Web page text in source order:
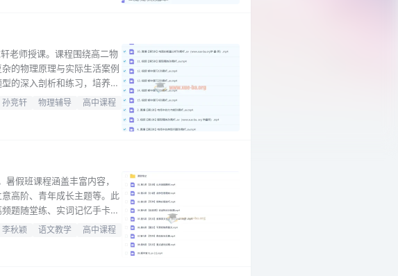
老师授课。课程围绕高二物
的物理原理与实际生活案例
的深入剖析和练习，培养学
，增强师生互动。此外，配
，希望提升物理成绩、掌握
孙竞轩 物理辅导 高中课程
假班课程涵盖丰富内容，
高阶、青年成长主题等。此
题随堂练、实词记忆手卡
戍等题材，小说有民生民
升级技巧等。李秋颖老师的
李秋颖 语文教学 高中课程